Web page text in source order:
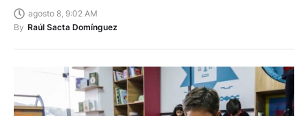
agosto 8, 9:02 AM
By Raúl Sacta Domínguez